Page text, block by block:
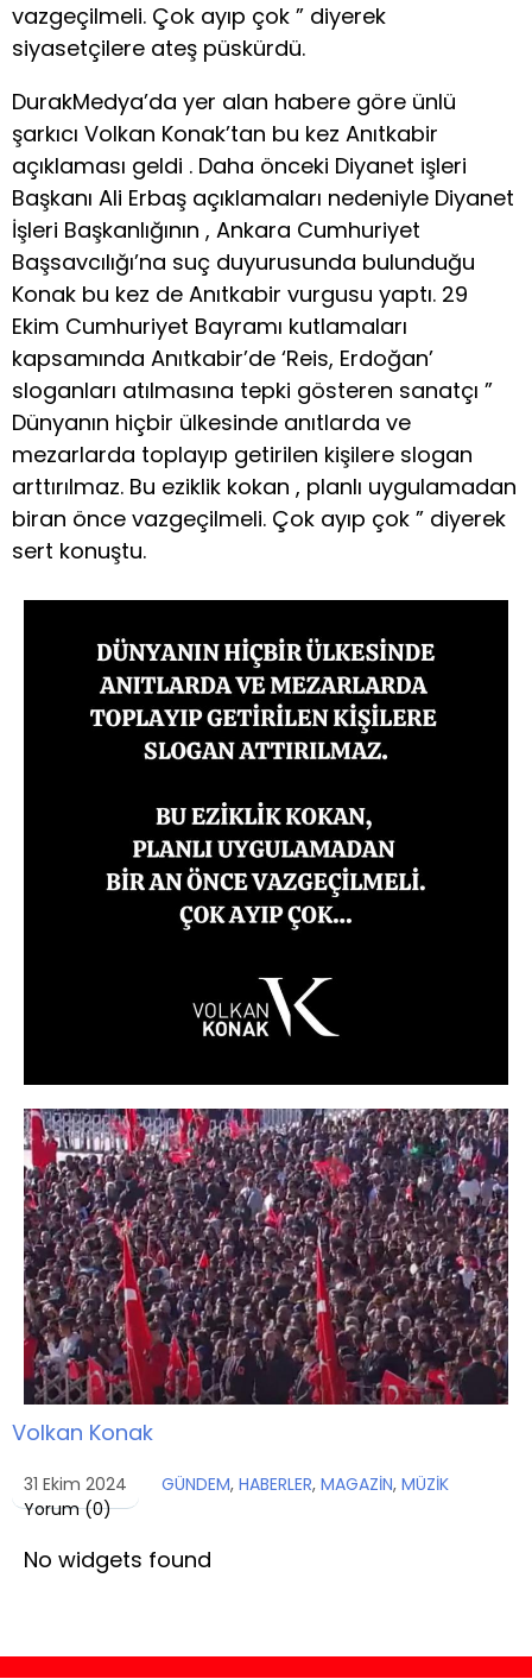
vazgeçilmeli. Çok ayıp çok ” diyerek
siyasetçilere ateş püskürdü.
DurakMedya’da yer alan habere göre ünlü
şarkıcı Volkan Konak’tan bu kez Anıtkabir
açıklaması geldi . Daha önceki Diyanet işleri
Başkanı Ali Erbaş açıklamaları nedeniyle Diyanet
İşleri Başkanlığının , Ankara Cumhuriyet
Başsavcılığı’na suç duyurusunda bulunduğu
Konak bu kez de Anıtkabir vurgusu yaptı. 29
Ekim Cumhuriyet Bayramı kutlamaları
kapsamında Anıtkabir’de ‘Reis, Erdoğan’
sloganları atılmasına tepki gösteren sanatçı ”
Dünyanın hiçbir ülkesinde anıtlarda ve
mezarlarda toplayıp getirilen kişilere slogan
arttırılmaz. Bu eziklik kokan , planlı uygulamadan
biran önce vazgeçilmeli. Çok ayıp çok ” diyerek
sert konuştu.
Volkan Konak
31 Ekim 2024 GÜNDEM, HABERLER, MAGAZİN, MÜZİK
Yorum (0)
No widgets found